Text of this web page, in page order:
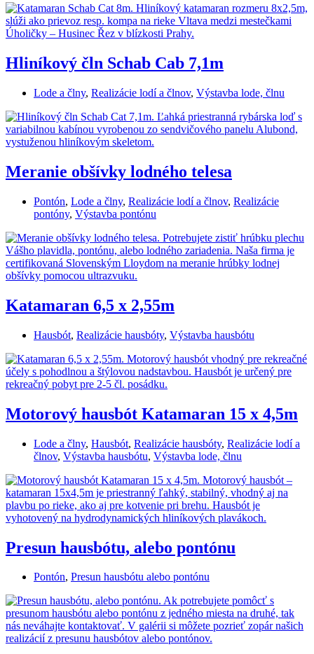
Hliníkový čln Schab Cab 7,1m
Lode a člny, Realizácie lodí a člnov, Výstavba lode, člnu
Meranie obšívky lodného telesa
Pontón, Lode a člny, Realizácie lodí a člnov, Realizácie
pontóny, Výstavba pontónu
Katamaran 6,5 x 2,55m
Hausbót, Realizácie hausbóty, Výstavba hausbótu
Motorový hausbót Katamaran 15 x 4,5m
Lode a člny, Hausbót, Realizácie hausbóty, Realizácie lodí a
člnov, Výstavba hausbótu, Výstavba lode, člnu
Presun hausbótu, alebo pontónu
Pontón, Presun hausbótu alebo pontónu